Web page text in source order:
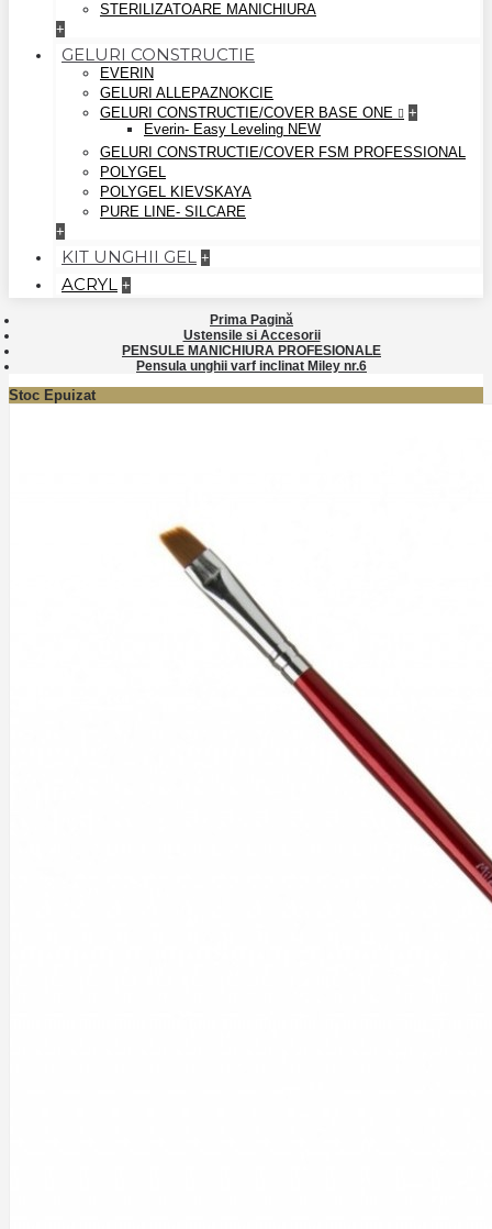
STERILIZATOARE MANICHIURA
+
GELURI CONSTRUCTIE
EVERIN
GELURI ALLEPAZNOKCIE
GELURI CONSTRUCTIE/COVER BASE ONE
+
Everin- Easy Leveling NEW
GELURI CONSTRUCTIE/COVER FSM PROFESSIONAL
POLYGEL
POLYGEL KIEVSKAYA
PURE LINE- SILCARE
+
KIT UNGHII GEL +
ACRYL +
Prima Pagină
Ustensile si Accesorii
PENSULE MANICHIURA PROFESIONALE
Pensula unghii varf inclinat Miley nr.6
Stoc Epuizat